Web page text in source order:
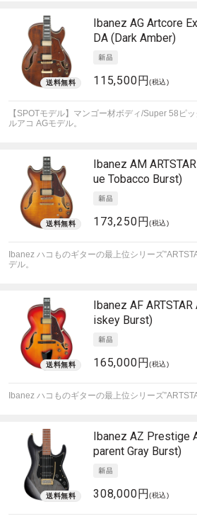
Ibanez AG Artcore
DA (Dark Amber)
115,500円(税込)
【SPOTモデル】マンゴー材ボディ/Super 58ピ
ルアコ AGモデル。
Ibanez AM
ue Tobacco Burst)
173,250円(税込)
Ibanez ハコものギターの最上位シリーズ
デル。
Ibanez AF
iskey Burst)
165,000円(税込)
Ibanez ハコものギターの最上位シリーズ
Ibanez AZ Prestige
parent Gray Burst)
308,000円(税込)